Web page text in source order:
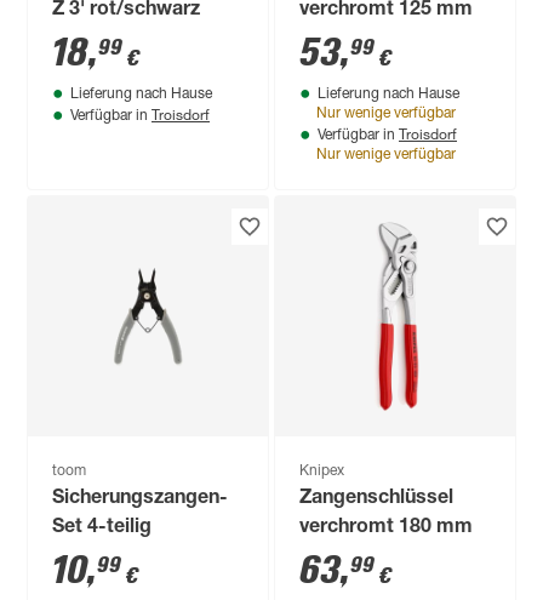
Z 3' rot/schwarz
18,99 €
Lieferung nach Hause
Verfügbar in Troisdorf
verchromt 125 mm
53,99 €
Lieferung nach Hause
Nur wenige verfügbar
Verfügbar in Troisdorf
Nur wenige verfügbar
toom
Sicherungszangen-
Set 4-teilig
10,99 €
Knipex
Zangenschlüssel
verchromt 180 mm
63,99 €